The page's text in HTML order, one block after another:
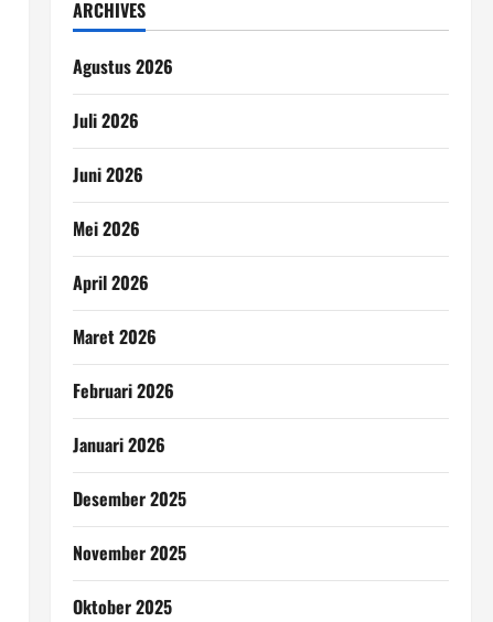
ARCHIVES
Agustus 2026
Juli 2026
Juni 2026
Mei 2026
April 2026
Maret 2026
Februari 2026
Januari 2026
Desember 2025
November 2025
Oktober 2025